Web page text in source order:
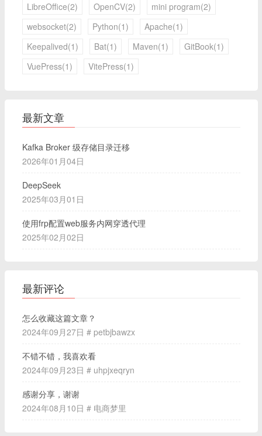
LibreOffice(2)
OpenCV(2)
mini program(2)
websocket(2)
Python(1)
Apache(1)
Keepalived(1)
Bat(1) Maven(1)
GitBook(1)
VuePress(1)
VitePress(1)
最新文章
Kafka Broker 级存储目录迁移
2026年01月04日
DeepSeek
2025年03月01日
使用frp配置web服务内网穿透代理
2025年02月02日
最新评论
怎么收藏这篇文章？
2024年09月27日 # petbjbawzx
不错不错，我喜欢看
2024年09月23日 # uhpjxeqryn
感谢分享，谢谢
2024年08月10日 # 电商梦里